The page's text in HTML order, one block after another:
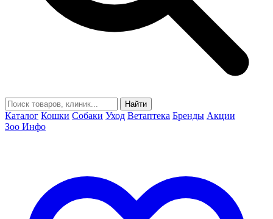
Найти
Каталог Кошки Собаки Уход Ветаптека Бренды Акции
Зоо Инфо